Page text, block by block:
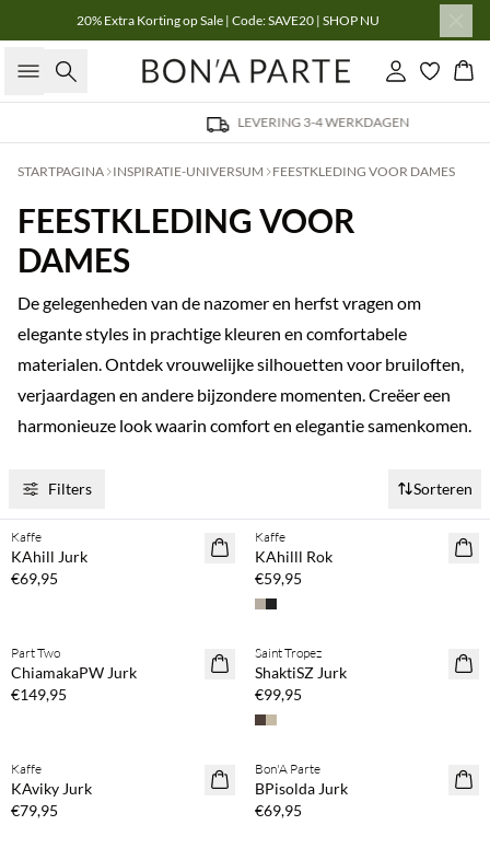
20% Extra Korting op Sale | Code: SAVE20 | SHOP NU
Zoeken Inloggen
LEVERING 3-4 WERKDAGEN
STARTPAGINA INSPIRATIE-UNIVERSUM FEESTKLEDING VOOR DAMES
FEESTKLEDING VOOR
DAMES
De gelegenheden van de nazomer en herfst vragen om
elegante styles in prachtige kleuren en comfortabele
materialen. Ontdek vrouwelijke silhouetten voor bruiloften,
verjaardagen en andere bijzondere momenten. Creëer een
harmonieuze look waarin comfort en elegantie samenkomen.
Filters Sorteren
NEWS
Koop min. 2 & bespaar 20%
Kaffe
KAhill Jurk
€69,95
NEWS
Koop min. 2 & bespaar 20%
Kaffe
KAhilll Rok
€59,95
NEWS
Part Two
ChiamakaPW Jurk
€149,95
NEWS
Koop min. 2 & bespaar 20%
Saint Tropez
ShaktiSZ Jurk
€99,95
NEWS
Kaffe
KAviky Jurk
€79,95
NEWS
Koop min. 2 & bespaar 20%
Bon'A Parte
BPisolda Jurk
€69,95